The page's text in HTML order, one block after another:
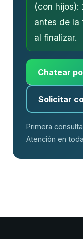
(con hijos):
antes de la
al finalizar.
Chatear
Solicitar
Primera consulta
Atención en